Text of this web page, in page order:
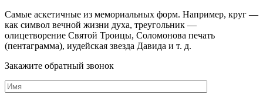
Самые аскетичные из мемориальных форм. Например, круг —
как символ вечной жизни духа, треугольник —
олицетворение Святой Троицы, Соломонова печать
(пентаграмма), иудейская звезда Давида и т. д.
Закажите обратный звонок